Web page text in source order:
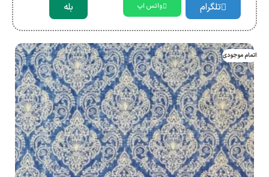
تلگرام واتس اپ بله
اتمام موجودی